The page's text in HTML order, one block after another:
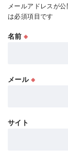
メールアドレスが公
は必須項目です
名前※
メール ※
サイト